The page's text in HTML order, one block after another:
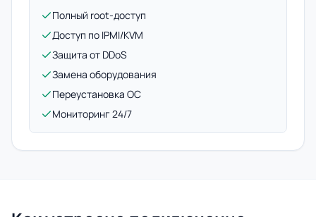
Полный root-доступ
Доступ по IPMI/KVM
Защита от DDoS
Замена оборудования
Переустановка ОС
Мониторинг 24/7